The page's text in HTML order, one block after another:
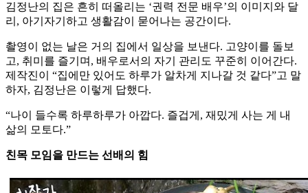
김정난의 집은 흔히 떠올리는 ‘권력 전문 배우’의 이미지와 달
리, 아기자기하고 생활감이 묻어나는 공간이다.
촬영이 없는 날은 거의 집에서 일상을 보낸다. 고양이를 돌보
고, 취미를 즐기며, 배우로서의 자기 관리도 꾸준히 이어간다.
제작진이 “집에만 있어도 하루가 알차게 지나갈 것 같다”고 말
하자, 김정난은 이렇게 답했다.
“나이 들수록 하루하루가 아깝다. 즐겁게, 재밌게 사는 게 내
삶의 모토다.”
친목 모임을 만드는 선배의 힘